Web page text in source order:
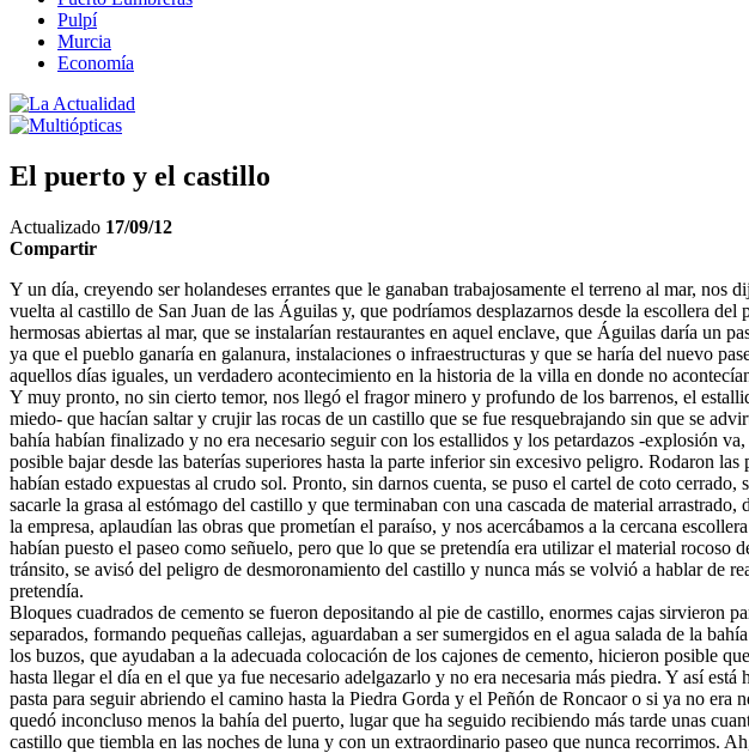
Pulpí
Murcia
Economía
El puerto y el castillo
Actualizado 17/09/12
Compartir
Y un día, creyendo ser holandeses errantes que le ganaban trabajosamente el terreno al mar,
vuelta al castillo de San Juan de las Águilas y, que podríamos desplazarnos desde la escollera
hermosas abiertas al mar, que se instalarían restaurantes en aquel enclave, que Águilas daría un
ya que el pueblo ganaría en galanura, instalaciones o infraestructuras y que se haría del nuevo
aquellos días iguales, un verdadero acontecimiento en la historia de la villa en donde no
Y muy pronto, no sin cierto temor, nos llegó el fragor minero y profundo de los barrenos, el
miedo- que hacían saltar y crujir las rocas de un castillo que se fue resquebrajando sin que se
bahía habían finalizado y no era necesario seguir con los estallidos y los petardazos -explosión
posible bajar desde las baterías superiores hasta la parte inferior sin excesivo peligro. Rodaron
habían estado expuestas al crudo sol. Pronto, sin darnos cuenta, se puso el cartel de coto
sacarle la grasa al estómago del castillo y que terminaban con una cascada de material
la empresa, aplaudían las obras que prometían el paraíso, y nos acercábamos a la cercana
habían puesto el paseo como señuelo, pero que lo que se pretendía era utilizar el material
tránsito, se avisó del peligro de desmoronamiento del castillo y nunca más se volvió a hablar de
pretendía.
Bloques cuadrados de cemento se fueron depositando al pie de castillo, enormes cajas sirvieron
separados, formando pequeñas callejas, aguardaban a ser sumergidos en el agua salada de la
los buzos, que ayudaban a la adecuada colocación de los cajones de cemento, hicieron posible
hasta llegar el día en el que ya fue necesario adelgazarlo y no era necesaria más piedra. Y así
pasta para seguir abriendo el camino hasta la Piedra Gorda y el Peñón de Roncaor o si ya no
quedó inconcluso menos la bahía del puerto, lugar que ha seguido recibiendo más tarde unas
castillo que tiembla en las noches de luna y con un extraordinario paseo que nunca recorrimos.